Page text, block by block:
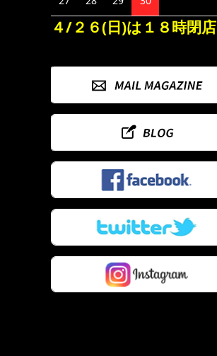
４/２６(日)は１８時閉店